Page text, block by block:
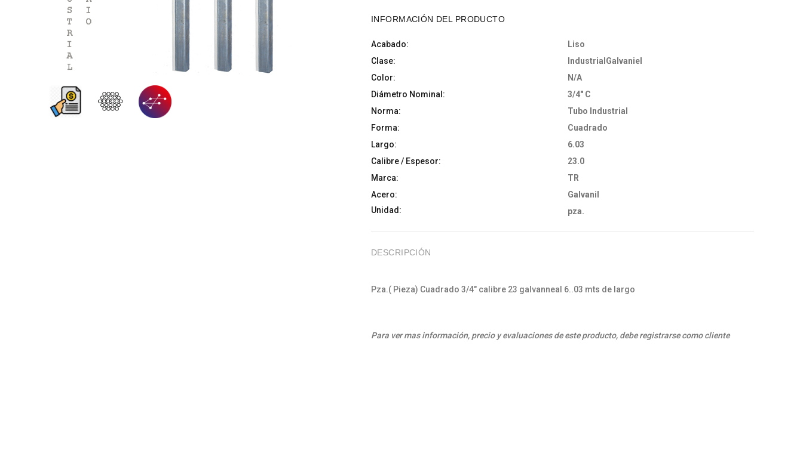
INFORMACIÓN DEL PRODUCTO
Acabado:
Liso
Clase:
IndustrialGalvaniel
Color:
N/A
Diámetro Nominal:
3/4" C
Norma:
Tubo Industrial
Forma:
Cuadrado
Largo:
6.03
Calibre / Espesor:
23.0
Marca:
TR
Acero:
Galvanil
Unidad:
pza.
DESCRIPCIÓN
Pza.( Pieza) Cuadrado 3/4" calibre 23 galvanneal 6..03 mts de largo
Para ver mas información, precio y evaluaciones de este producto, debe registrarse como cliente